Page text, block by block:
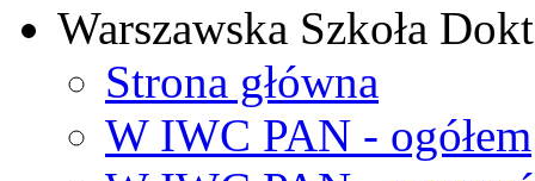
Warszawska Szkoła
Strona główna
W IWC PAN - ogółem